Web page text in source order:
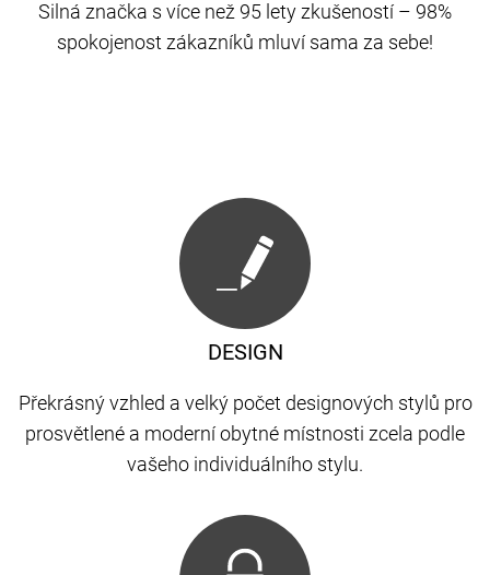
Silná značka s více než 95 lety zkušeností – 98%
spokojenost zákazníků mluví sama za sebe!
DESIGN
Překrásný vzhled a velký počet designových stylů pro
prosvětlené a moderní obytné místnosti zcela podle
vašeho individuálního stylu.